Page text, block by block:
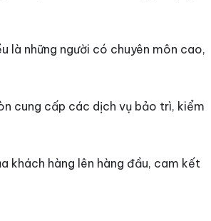
là những người có chuyên môn cao,
cung cấp các dịch vụ bảo trì, kiểm
khách hàng lên hàng đầu, cam kết